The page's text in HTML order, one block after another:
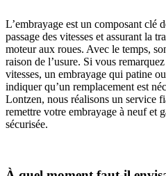
L’embrayage est un composant clé
passage des vitesses et assurant la
moteur aux roues. Avec le temps,
raison de l’usure. Si vous
vitesses, un embrayage qui patine
indiquer qu’un remplacement est
Lontzen, nous réalisons un service
remettre votre embrayage à neuf et
sécurisée.